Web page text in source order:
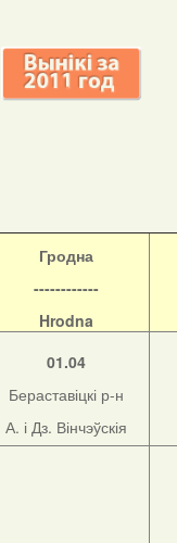
Гродна
------------
Hrodna
01.04
Бераставіцкі р-н
А. і Дз. Вінчэўскія